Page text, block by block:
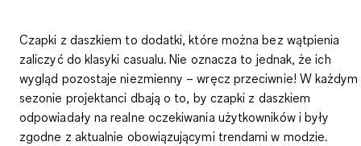
Czapki z daszkiem to dodatki, które można bez wątpienia
zaliczyć do klasyki casualu. Nie oznacza to jednak, że ich
wygląd pozostaje niezmienny – wręcz przeciwnie! W każdym
sezonie projektanci dbają o to, by czapki z daszkiem
odpowiadały na realne oczekiwania użytkowników i były
zgodne z aktualnie obowiązującymi trendami w modzie.